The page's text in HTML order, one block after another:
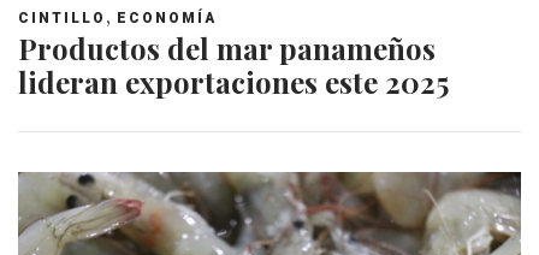
CINTILLO , ECONOMÍA
Productos del mar panameños
lideran exportaciones este 2025